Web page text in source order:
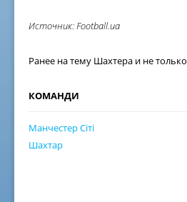
Источник: Football.ua
Ранее на тему Шахтера и не только
КОМАНДИ
Манчестер Сіті
Шахтар